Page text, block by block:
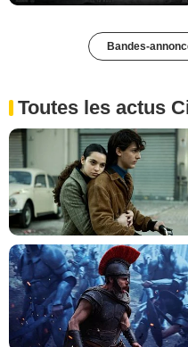
Bandes-
Toutes les actus